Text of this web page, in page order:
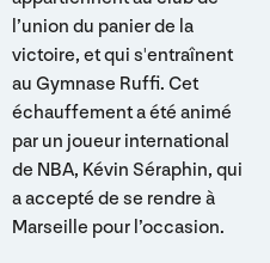
l’union du panier de la
victoire, et qui s'entraînent
au Gymnase Ruffi. Cet
échauffement a été animé
par un joueur international
de NBA, Kévin Séraphin, qui
a accepté de se rendre à
Marseille pour l’occasion.